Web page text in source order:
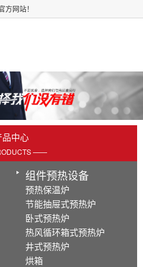
网站！
品中心
——
组件预热设备
预热保温炉
节能抽屉式预热炉
卧式预热炉
热风循环箱式预热炉
井式预热炉
烘箱